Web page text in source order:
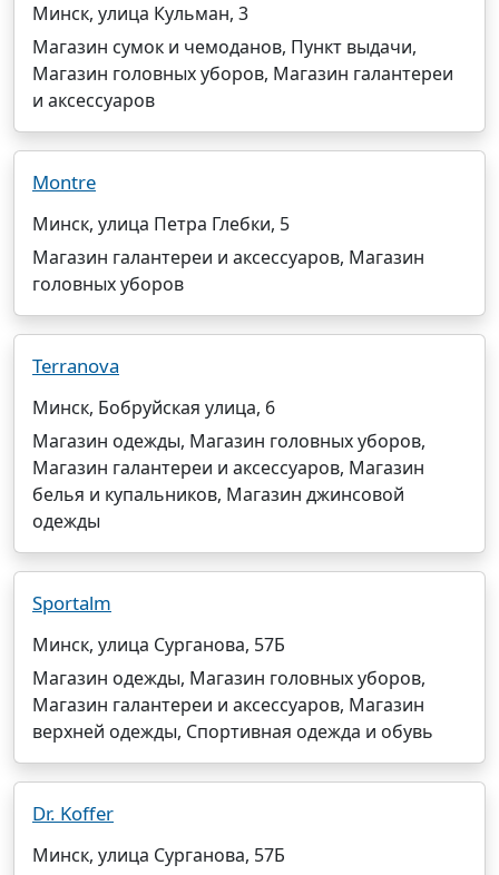
Минск, улица Кульман, 3
Магазин сумок и чемоданов, Пункт выдачи,
Магазин головных уборов, Магазин галантереи
и аксессуаров
Montre
Минск, улица Петра Глебки, 5
Магазин галантереи и аксессуаров, Магазин
головных уборов
Terranova
Минск, Бобруйская улица, 6
Магазин одежды, Магазин головных уборов,
Магазин галантереи и аксессуаров, Магазин
белья и купальников, Магазин джинсовой
одежды
Sportalm
Минск, улица Сурганова, 57Б
Магазин одежды, Магазин головных уборов,
Магазин галантереи и аксессуаров, Магазин
верхней одежды, Спортивная одежда и обувь
Dr. Koffer
Минск, улица Сурганова, 57Б